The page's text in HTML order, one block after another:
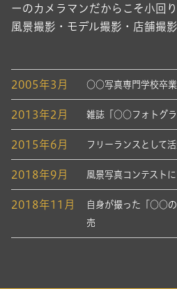
ーのカメラマンだからこそ小回
風景撮影・モデル撮影・店舗撮
2005年3月 ○○写真専門学校卒業
2013年2月 雑誌「○○フォトグラ
2015年6月 フリーランスとして
2018年9月 風景写真コンテストに
2018年11月
自身が撮った「○○の
売